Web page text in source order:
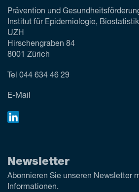
Prävention und
Institut für Epidemiologie,
UZH
Hirschengraben 84
8001 Zürich
Tel 044 634 46 29
E-Mail
Newsletter
Abonnieren Sie unseren Newsletter
Informationen.